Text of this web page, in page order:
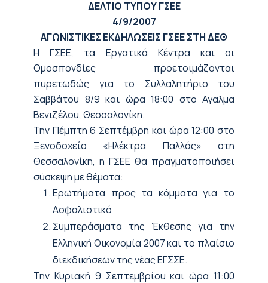
ΔΕΛΤΙΟ ΤΥΠΟΥ ΓΣΕΕ
4/9/2007
ΑΓΩΝΙΣΤΙΚΕΣ ΕΚΔΗΛΩΣΕΙΣ ΓΣΕΕ ΣΤΗ ΔΕΘ
Η ΓΣΕΕ, τα Εργατικά Κέντρα και οι
Ομοσπονδίες προετοιμάζονται
πυρετωδώς για το Συλλαλητήριο του
Σαββάτου 8/9 και ώρα 18:00 στο Αγαλμα
Βενιζέλου, Θεσσαλονίκη.
Την Πέμπτη 6 Σεπτέμβρη και ώρα 12:00 στο
Ξενοδοχείο «Ηλέκτρα Παλλάς» στη
Θεσσαλονίκη, η ΓΣΕΕ θα πραγματοποιήσει
σύσκεψη με θέματα:
Ερωτήματα προς τα κόμματα για το
Ασφαλιστικό
Συμπεράσματα της Έκθεσης για την
Ελληνική Οικονομία 2007 και το πλαίσιο
διεκδικήσεων της νέας ΕΓΣΣΕ.
Την Κυριακή 9 Σεπτεμβρίου και ώρα 11:00